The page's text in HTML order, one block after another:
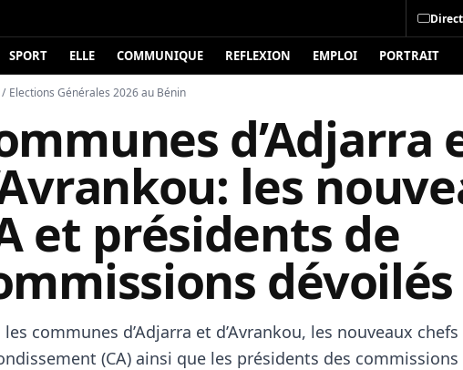
SPORT ELLE COMMUNIQUE REFLEXION EMPLOI PORTRAIT
/ Elections Générales 2026 au Bénin
d’Adjarra
les
et présidents de
dévoilés
les communes d’Adjarra et d’Avrankou, les nouveaux chefs
(CA) ainsi que les présidents des commissions